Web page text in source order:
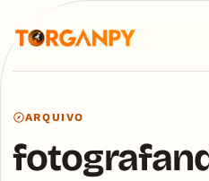
ARQUIVO